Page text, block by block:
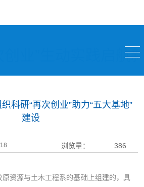
创业”生动实践启航
科研“再次创业”助力“五大基地”
建设
浏览量： 386
资源与土木工程系的基础上组建的，具